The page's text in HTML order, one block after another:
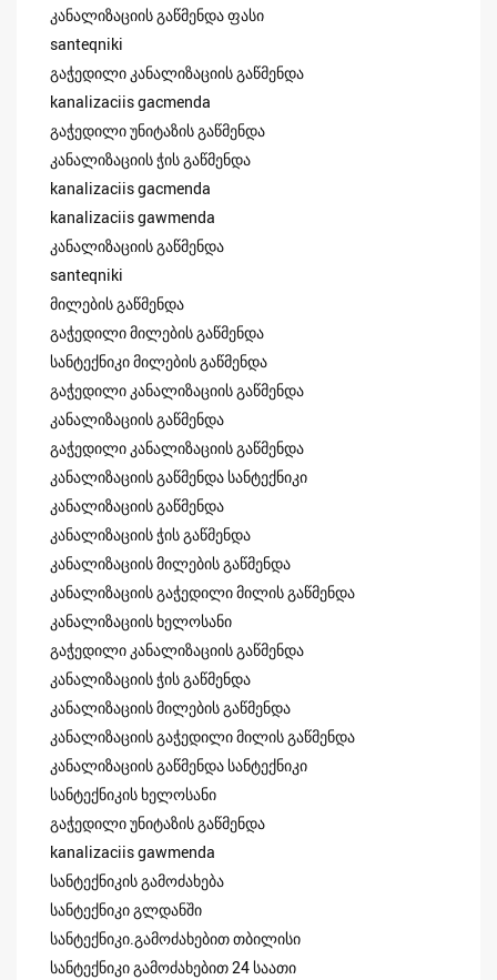
კანალიზაციის გაწმენდა ფასი
santeqniki
გაჭედილი კანალიზაციის გაწმენდა
kanalizaciis gacmenda
გაჭედილი უნიტაზის გაწმენდა
კანალიზაციის ჭის გაწმენდა
kanalizaciis gacmenda
kanalizaciis gawmenda
კანალიზაციის გაწმენდა
santeqniki
მილების გაწმენდა
გაჭედილი მილების გაწმენდა
სანტექნიკი მილების გაწმენდა
გაჭედილი კანალიზაციის გაწმენდა
კანალიზაციის გაწმენდა
გაჭედილი კანალიზაციის გაწმენდა
კანალიზაციის გაწმენდა სანტექნიკი
კანალიზაციის გაწმენდა
კანალიზაციის ჭის გაწმენდა
კანალიზაციის მილების გაწმენდა
კანალიზაციის გაჭედილი მილის გაწმენდა
კანალიზაციის ხელოსანი
გაჭედილი კანალიზაციის გაწმენდა
კანალიზაციის ჭის გაწმენდა
კანალიზაციის მილების გაწმენდა
კანალიზაციის გაჭედილი მილის გაწმენდა
კანალიზაციის გაწმენდა სანტექნიკი
სანტექნიკის ხელოსანი
გაჭედილი უნიტაზის გაწმენდა
kanalizaciis gawmenda
სანტექნიკის გამოძახება
სანტექნიკი გლდანში
სანტექნიკი.გამოძახებით თბილისი
სანტექნიკი გამოძახებით 24 საათი